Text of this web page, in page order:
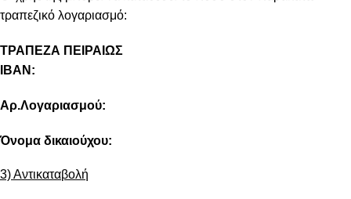
τραπεζικό λογαριασμό:
ΤΡΑΠΕΖΑ ΠΕΙΡΑΙΩΣ
IBAN:
Αρ.Λογαριασμού:
Όνομα δικαιούχου:
3) Αντικαταβολή